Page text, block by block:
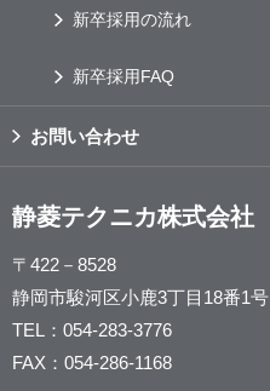
新卒採用の流れ
新卒採用FAQ
お問い合わせ
静菱テクニカ株式会社
〒422－8528
静岡市駿河区小鹿3丁目18番1号
TEL：054-283-3776
FAX：054-286-1168